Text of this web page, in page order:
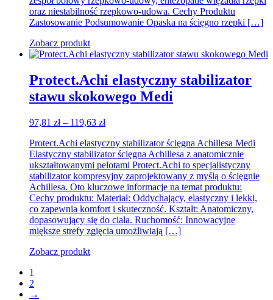
oraz niestabilność rzepkowo-udowa. Cechy Produktu
Zastosowanie Podsumowanie Opaska na ścięgno rzepki […]
Zobacz produkt
Protect.Achi elastyczny stabilizator
stawu skokowego Medi
97,81 zł – 119,63 złZakres
od
97,81 zł
do
119,63 zł
Protect.Achi elastyczny stabilizator ścięgna Achillesa Medi
Elastyczny stabilizator ścięgna Achillesa z anatomicznie
ukształtowanymi pelotami Protect.Achi to specjalistyczny
stabilizator kompresyjny zaprojektowany z myślą o ścięgnie
Achillesa. Oto kluczowe informacje na temat produktu:
Cechy produktu: Materiał: Oddychający, elastyczny i lekki,
co zapewnia komfort i skuteczność. Kształt: Anatomiczny,
dopasowujący się do ciała. Ruchomość: Innowacyjne
miększe strefy zgięcia umożliwiają […]
Zobacz produkt
1
2
→